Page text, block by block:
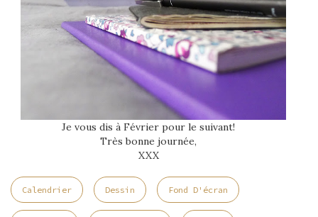
Je vous dis à Février pour le suivant!
Très bonne journée,
XXX
Calendrier Dessin Fond D'écran